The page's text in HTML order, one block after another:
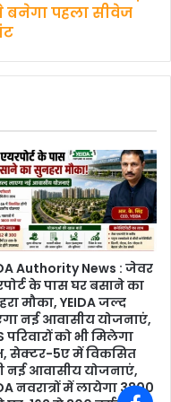
बनेगा पहला सीवेज
Authority News : जेवर
के पास घर बसाने का
मौका, YEIDA जल्द
नई आवासीय योजनाएं,
परिवारों को भी मिलेगा
सेक्टर-5ए में विकसित
नई आवासीय योजनाएं,
नवरात्रों में लायेगा 3800